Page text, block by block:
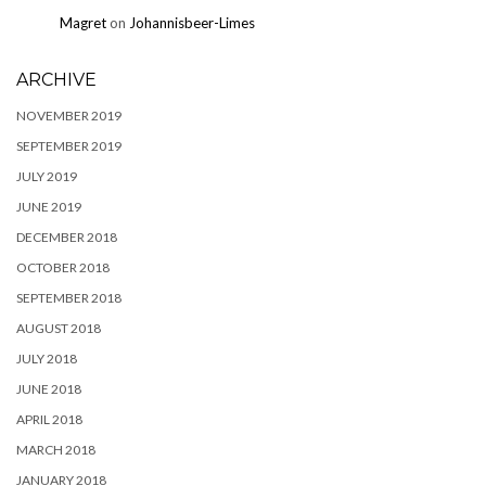
Magreton Johannisbeer-Limes
ARCHIVE
NOVEMBER 2019
SEPTEMBER 2019
JULY 2019
JUNE 2019
DECEMBER 2018
OCTOBER 2018
SEPTEMBER 2018
AUGUST 2018
JULY 2018
JUNE 2018
APRIL 2018
MARCH 2018
JANUARY 2018